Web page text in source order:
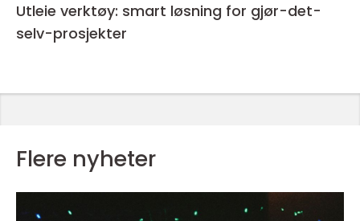
Utleie verktøy: smart løsning for gjør-det-
selv-prosjekter
Flere nyheter